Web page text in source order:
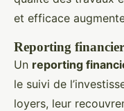
et efficace
Reporting financier
Un reporting
le suivi de
loyers, leur